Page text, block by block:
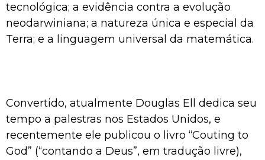
tecnológica; a evidência contra a evolução
neodarwiniana; a natureza única e especial da
Terra; e a linguagem universal da matemática.
Convertido, atualmente Douglas Ell dedica seu
tempo a palestras nos Estados Unidos, e
recentemente ele publicou o livro “Couting to
God” (“contando a Deus”, em tradução livre),